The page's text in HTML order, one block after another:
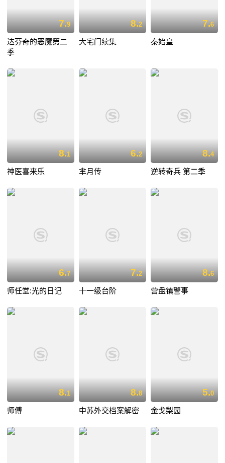
7.9
达芬奇的恶魔第二
季
8.2
大宅门续集
7.6
秦始皇
8.1
神医喜来乐
6.2
芈月传
8.4
逆转奇兵 第二季
6.7
师任堂:光的日记
7.2
十一级台阶
8.6
营盘镇警事
8.1
师傅
8.8
中苏外交档案解密
5.0
金戈梨园